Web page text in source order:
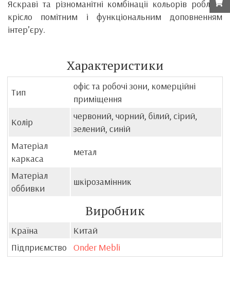
Яскраві та різноманітні комбінації кольорів роблять
крісло помітним і функціональним доповненням
інтер’єру.
Характеристики
Тип
офіс та робочі зони, комерційні
приміщення
Колір
червоний, чорний, білий, сірий,
зелений, синій
Матеріал
каркаса
метал
Матеріал
оббивки
шкірозамінник
Виробник
Країна
Китай
Підприємство
Onder Mebli